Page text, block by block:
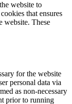
website to
that ensures
website. These
for the website
personal data via
as non-necessary
prior to running